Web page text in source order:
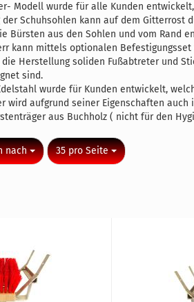
dreifarbig
Kunststoffkörper
nach Kundenwunsch
Modell wurde für alle Kunden
der Schuhsohlen kann auf dem Gitterrost
Bürsten aus den Sohlen und vom Rand
kann mittels optionalen
Herstellung soliden Fußabtreter und
sind.
wurde für Kunden entwickelt,
wird aufgrund seiner Eigenschaften
aus Buchholz ( nicht für den
nach
nach 35 pro Seite
pro Seite